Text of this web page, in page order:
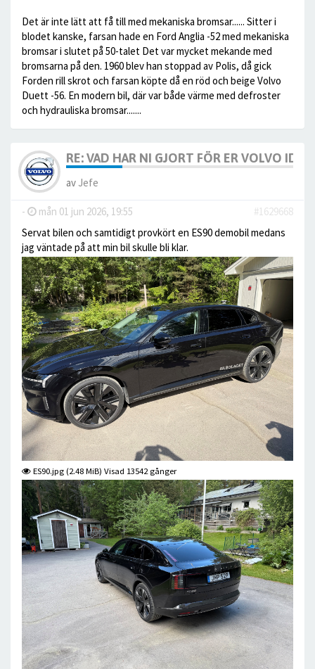
Det är inte lätt att få till med mekaniska bromsar...... Sitter i
blodet kanske, farsan hade en Ford Anglia -52 med mekaniska
bromsar i slutet på 50-talet Det var mycket mekande med
bromsarna på den. 1960 blev han stoppad av Polis, då gick
Forden rill skrot och farsan köpte då en röd och beige Volvo
Duett -56. En modern bil, där var både värme med defroster
och hydrauliska bromsar.......
RE: VAD HAR NI GJORT FÖR ER VOLVO
av Jefe
- mån 01 jun 2026, 19:55
#1629668
Servat bilen och samtidigt provkört en ES90 demobil medans
jag väntade på att min bil skulle bli klar.
ES90.jpg (2.48 MiB) Visad 13542 gånger